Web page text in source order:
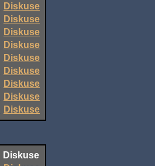
Diskuse
Diskuse
Diskuse
Diskuse
Diskuse
Diskuse
Diskuse
Diskuse
Diskuse
Diskuse